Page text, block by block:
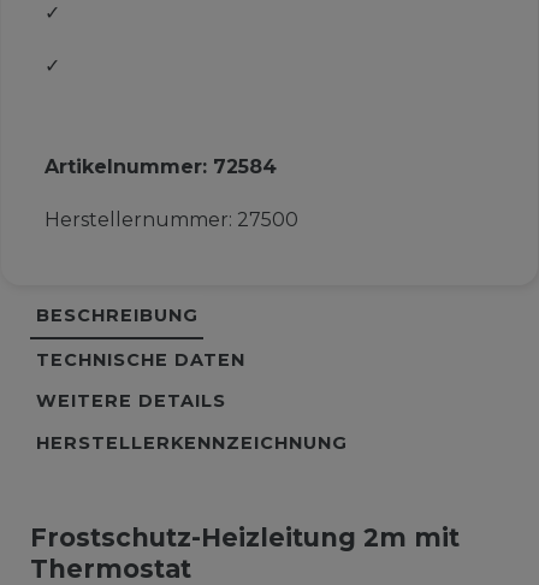
✓
✓
Artikelnummer: 72584
Herstellernummer: 27500
BESCHREIBUNG
TECHNISCHE DATEN
WEITERE DETAILS
HERSTELLERKENNZEICHNUNG
Frostschutz-Heizleitung 2m mit
Thermostat